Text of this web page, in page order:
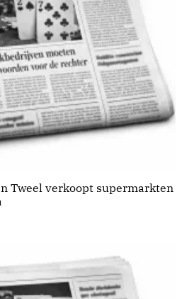
Tweel verkoopt supermarkten